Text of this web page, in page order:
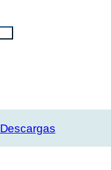
Descargas